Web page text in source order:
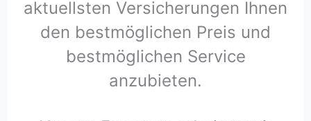
aktuellsten Versicherungen Ihnen
den bestmöglichen Preis und
bestmöglichen Service
anzubieten.